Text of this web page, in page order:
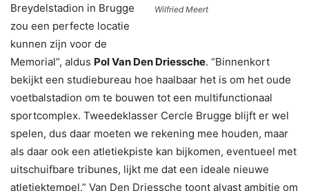
Wilfried Meert
Breydelstadion in Brugge
zou een perfecte locatie
kunnen zijn voor de
Memorial”, aldus Pol Van Den Driessche. “Binnenkort
bekijkt een studiebureau hoe haalbaar het is om het oude
voetbalstadion om te bouwen tot een multifunctionaal
sportcomplex. Tweedeklasser Cercle Brugge blijft er wel
spelen, dus daar moeten we rekening mee houden, maar
als daar ook een atletiekpiste kan bijkomen, eventueel met
uitschuifbare tribunes, lijkt me dat een ideale nieuwe
atletiektempel.” Van Den Driessche toont alvast ambitie om